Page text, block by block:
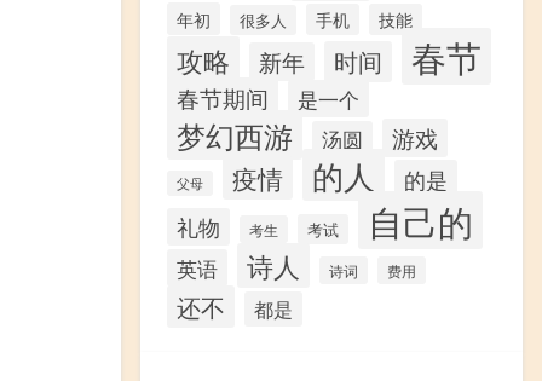
年初 很多人 手机 技能
攻略 新年 时间 春节
春节期间 是一个
梦幻西游 汤圆 游戏
父母 疫情 的人 的是
礼物 考生 考试 自己的
英语 诗人 诗词 费用
还不 都是